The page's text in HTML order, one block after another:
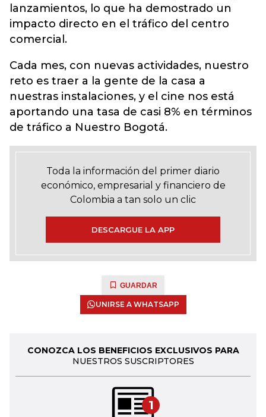
lanzamientos, lo que ha demostrado un
impacto directo en el tráfico del centro
comercial.
Cada mes, con nuevas actividades, nuestro
reto es traer a la gente de la casa a
nuestras instalaciones, y el cine nos está
aportando una tasa de casi 8% en términos
de tráfico a Nuestro Bogotá.
Toda la información del primer diario
económico, empresarial y financiero de
Colombia a tan solo un clic
DESCARGUE LA APP
GUARDAR
UNIRSE A WHATSAPP
CONOZCA LOS BENEFICIOS EXCLUSIVOS PARA
NUESTROS SUSCRIPTORES
1